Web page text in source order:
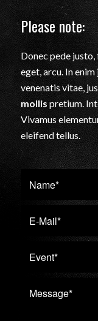
Please note:
Donec pede
eget, arcu. In
venenatis vitae,
mollispretium.
Vivamus
eleifend tellus.